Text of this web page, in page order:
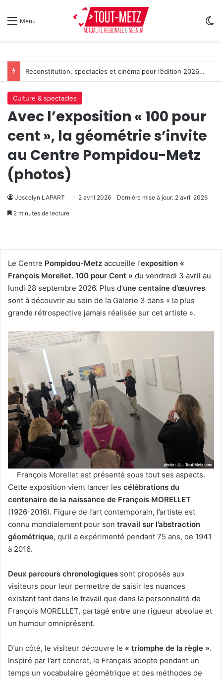
Menu
Reconstitution, spectacles et cinéma pour l’édition 2026 de « Ça tombe comme à Gravelotte »
Culture & spectacles
Avec l’exposition « 100 pour
cent », la géométrie s’invite
au Centre Pompidou-Metz
(photos)
Joscelyn LAPART 2 avril 2026 Dernière mise à jour: 2 avril 2026
2 minutes de lecture
Le Centre Pompidou-Metz accueille l’exposition «
François Morellet. 100 pour Cent » du vendredi 3 avril au
lundi 28 septembre 2026. Plus d’une centaine d’œuvres
sont à découvrir au sein de la Galerie 3 dans « la plus
grande rétrospective jamais réalisée sur cet artiste ».
François Morellet est présenté sous tout ses aspects.
Cette exposition vient lancer les célébrations du
centenaire de la naissance de François MORELLET
(1926-2016). Figure de l’art contemporain, l’artiste est
connu mondialement pour son travail sur l’abstraction
géométrique, qu’il a expérimenté pendant 75 ans, de 1941
à 2016.
Deux parcours chronologiques sont proposés aux
visiteurs pour leur permettre de saisir les nuances
existant tant dans le travail que dans la personnalité de
François MORELLET, partagé entre une rigueur absolue et
un humour omniprésent.
D’un côté, le visiteur découvre le « triomphe de la règle ».
Inspiré par l’art concret, le Français adopte pendant un
temps un vocabulaire géométrique et des méthodes de